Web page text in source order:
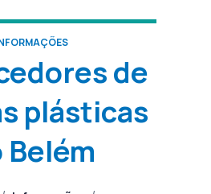
de
plásticas
Belém